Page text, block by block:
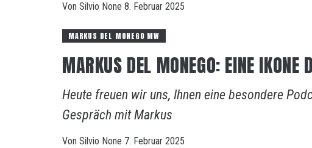
Von Silvio None 8. Februar 2025
MARKUS DEL MONEGO MW
MARKUS DEL MONEGO: EINE IKONE
Heute freuen wir uns, Ihnen eine besondere
Gespräch mit Markus
Von Silvio None 7. Februar 2025